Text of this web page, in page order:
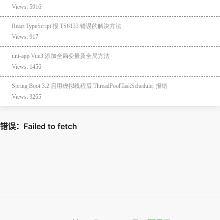
Views: 5916
React TypeScript 报 TS6133 错误的解决方法
Views: 917
uni-app Vue3 添加全局变量及全局方法
Views: 1456
Spring Boot 3.2 启用虚拟线程后 ThreadPoolTaskScheduler 报错
Views: 3265